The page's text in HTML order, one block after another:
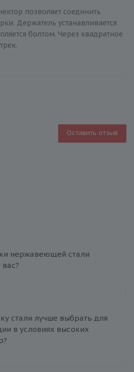
позволяет соединить
Держатель устанавливается
болтом. Через квадратное
Оставить отзыв
нержавеющей стали
стали лучше выбрать для
в условиях высоких